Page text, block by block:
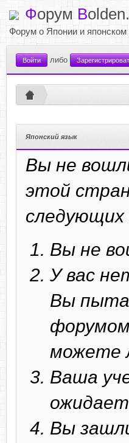
Форум B
Форум о Японии и японском
Войти либо
Японский язык
Вы не
этой
следующих
Вы не
У вас
Вы
можете
Ваша
Вы